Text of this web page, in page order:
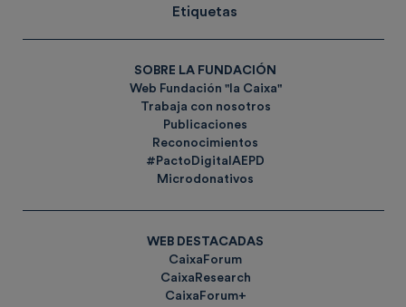
Etiquetas
SOBRE LA FUNDACIÓN
Web Fundación "la Caixa"
Trabaja con nosotros
Publicaciones
Reconocimientos
#PactoDigitalAEPD
Microdonativos
WEB DESTACADAS
CaixaForum
CaixaResearch
CaixaForum+